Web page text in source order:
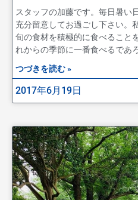
スタッフの加藤です。毎日暑い
充分留意してお過ごし下さい。
旬の食材を積極的に食べること
れからの季節に一番食べるであ
つづきを読む »
2017年6月19日